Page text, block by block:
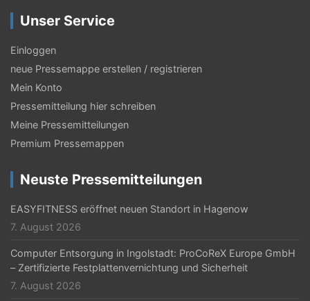
Unser Service
Einloggen
neue Pressemappe erstellen / registrieren
Mein Konto
Pressemitteilung hier schreiben
Meine Pressemitteilungen
Premium Pressemappen
Neuste Pressemitteilungen
EASYFITNESS eröffnet neuen Standort in Hagenow
7. August 2026
Computer Entsorgung in Ingolstadt: ProCoReX Europe GmbH
– Zertifizierte Festplattenvernichtung und Sicherheit
7. August 2026